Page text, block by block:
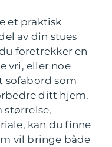
et praktisk
av din stues
foretrekker en
vri, eller noe
sofabord som
ditt hjem.
størrelse,
kan du finne
vil bringe både